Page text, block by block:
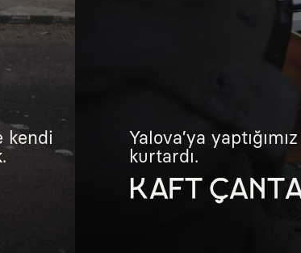
kendi
Yalova’ya
kurtardı.
KAFT